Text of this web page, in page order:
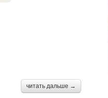
читать дальше →